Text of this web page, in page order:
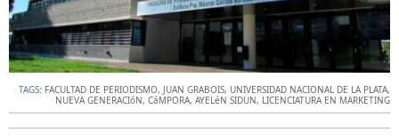
TAGS: FACULTAD DE PERIODISMO, JUAN GRABOIS, UNIVERSIDAD NACIONAL DE LA PLATA,
NUEVA GENERACIóN, CáMPORA, AYELéN SIDUN, LICENCIATURA EN MARKETING